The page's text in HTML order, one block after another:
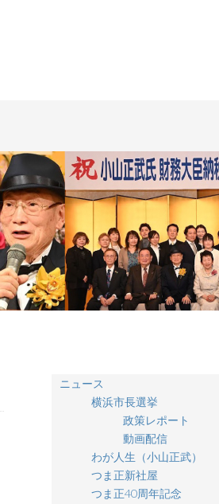
ニュース
横浜市長選挙
政策レポート
動画配信
わが人生（小山正武）
つま正新社屋
つま正40周年記念